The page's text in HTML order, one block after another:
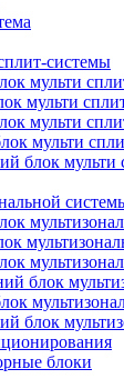
системы
мульти
мульти
мульти
мульти
блок мульти
блок
блок
блоки